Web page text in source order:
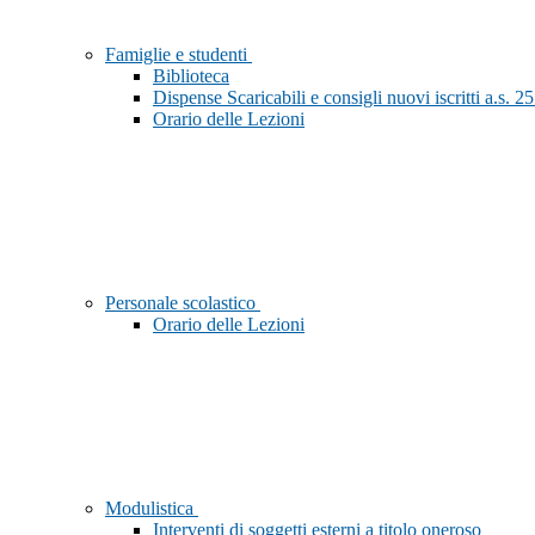
Famiglie e studenti
Biblioteca
Dispense Scaricabili e consigli nuovi iscritti a.s.
Orario delle Lezioni
Personale scolastico
Orario delle Lezioni
Modulistica
Interventi di soggetti esterni a titolo oneroso